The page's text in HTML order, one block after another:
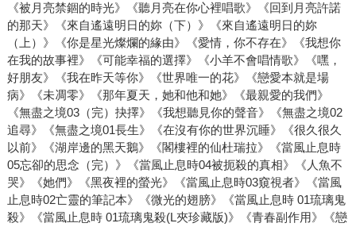
《被月亮禁錮的時光》《聽月亮在你心裡唱歌》《回到月亮許諾
的那天》《來自遙遠明日的妳（下）》《來自遙遠明日的妳
（上）》《你是星光燦爛的緣由》《愛情，你不存在》《我想你
在我的故事裡》《可能幸福的選擇》《小羊不會唱情歌》《嘿，
好朋友》《我在昨天等你》《世界唯一的花》《戀愛本就是場
病》《未凋零》《那年夏天，她和他和她》《最親愛的我們》
《無盡之境03（完）抉擇》《我想聽見你的聲音》《無盡之境02
追尋》《無盡之境01長生》《在沒有你的世界沉睡》《很久很久
以前》《湖岸邊的黑天鵝》《閣樓裡的仙杜瑞拉》《當風止息時
05忘卻的思念（完）》《當風止息時04被扼殺的真相》《人魚不
哭》《她們》《黑夜裡的螢光》《當風止息時03窺視者》《當風
止息時02亡靈的筆記本》《微光的翅膀》《當風止息時 01琉璃鬼
殺》《當風止息時 01琉璃鬼殺(L夾珍藏版)》《青春副作用》《戀